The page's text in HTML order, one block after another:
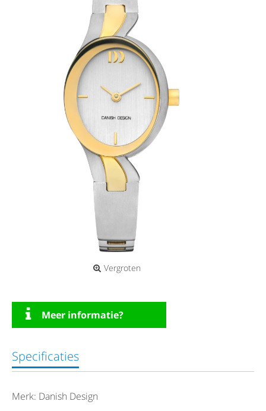
Vergroten
Meer informatie?
Specificaties
Merk: Danish Design